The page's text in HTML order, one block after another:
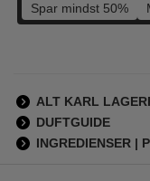
Spar mindst 50%
ALT KARL
DUFTGUIDE
INGREDIENSER |